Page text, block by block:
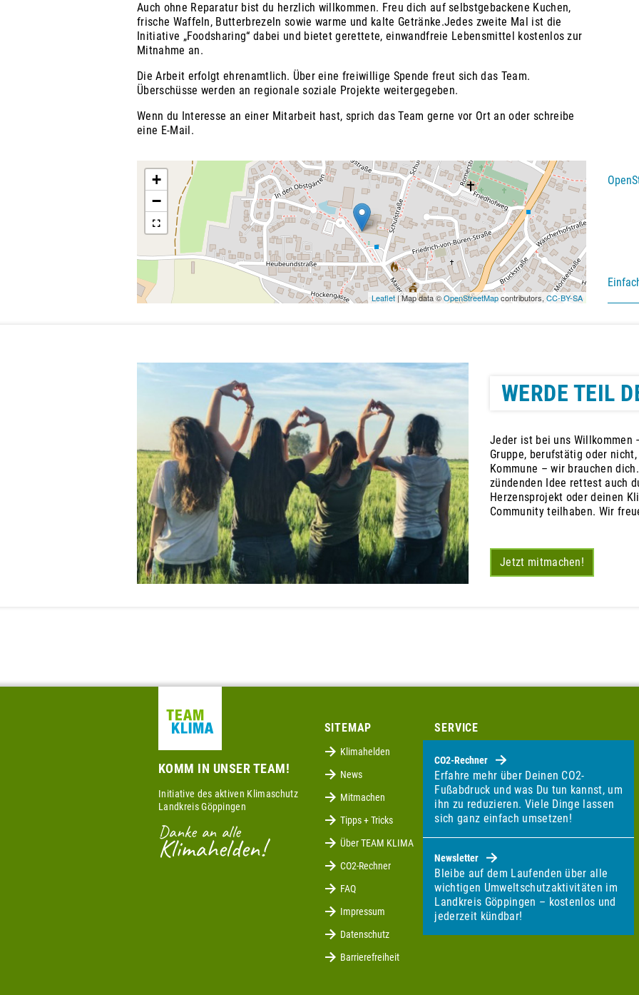
Auch ohne Reparatur bist du herzlich willkommen. Freu dich auf selbstgebackene Kuchen,
frische Waffeln, Butterbrezeln sowie warme und kalte Getränke.Jedes zweite Mal ist die
Initiative „Foodsharing“ dabei und bietet gerettete, einwandfreie Lebensmittel kostenlos zur
Mitnahme an.
Die Arbeit erfolgt ehrenamtlich. Über eine freiwillige Spende freut sich das Team.
Überschüsse werden an regionale soziale Projekte weitergegeben.
Wenn du Interesse an einer Mitarbeit hast, sprich das Team gerne vor Ort an oder schreibe
eine E-Mail.
+
−
Leaflet | Map data ©OpenStreetMapcontributors, CC-BY-SA
WERDE TEIL
Jeder ist bei uns Willkommen
Gruppe, berufstätig oder
Kommune – wir brauchen
zündenden Idee rettest auch
Herzensprojekt oder deinen
Community teilhaben. Wir
Jetzt mitmachen!
KOMM IN UNSER TEAM!
Initiative des aktiven Klimaschutz
Landkreis Göppingen
Danke an alle
Klimahelden!
SITEMAP
Klimahelden
News
Mitmachen
Tipps + Tricks
Über TEAM KLIMA
CO2-Rechner
FAQ
Impressum
Datenschutz
Barrierefreiheit
SERVICE
CO2-Rechner
Erfahre mehr über Deinen CO2-
Fußabdruck und was Du tun kannst, um
ihn zu reduzieren. Viele Dinge lassen
sich ganz einfach umsetzen!
Newsletter
Bleibe auf dem Laufenden über alle
wichtigen Umweltschutzaktivitäten im
Landkreis Göppingen – kostenlos und
jederzeit kündbar!